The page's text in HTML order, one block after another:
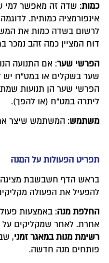
כמות: שדה זה מאפשר למי
אינפורמציה כמותית.
לרשום בשדה כמות את
דוח המציין כמה זהב נמכר
הפרשי שער: אם התנועה
שער בשקלים או במט"ח יש
הפרשי שער הן תנועות
ליתרה במט"ח (או להפך).
משתמש: המשתמש שיצר
תפריט הפעולות על המנה
בראש הדף חשבשבת מציגה
להפעיל את הפעולה
החלפת מנה: באמצעות
אחרת. לאחר שמקליקים על
רשימת מנות במאגר זמני,
פותחים מנה חדשה.